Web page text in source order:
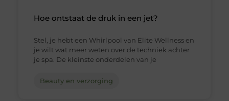
Hoe ontstaat de druk in een jet?
Stel, je hebt een Whirlpool van Elite Wellness en
je wilt wat meer weten over de techniek achter
je spa. De kleinste onderdelen van je
Beauty en verzorging